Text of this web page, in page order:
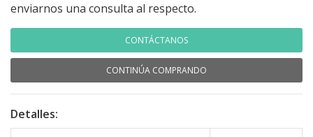
enviarnos una consulta al respecto.
CONTÁCTANOS
CONTINÚA COMPRANDO
Detalles: